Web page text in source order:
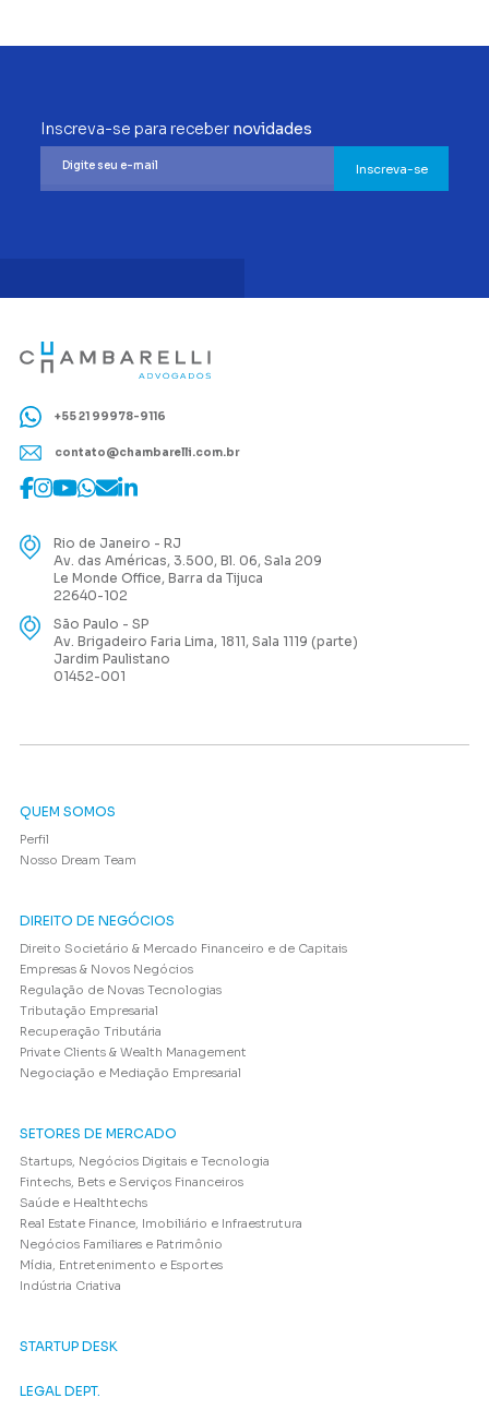
Inscreva-se para receber novidades
Inscreva-se
+55 21 99978-9116
contato@chambarelli.com.br
Rio de Janeiro - RJ
Av. das Américas, 3.500, Bl. 06, Sala 209
Le Monde Office, Barra da Tijuca
22640-102
São Paulo - SP
Av. Brigadeiro Faria Lima, 1811, Sala 1119 (parte)
Jardim Paulistano
01452-001
QUEM SOMOS
Perfil
Nosso Dream Team
DIREITO DE NEGÓCIOS
Direito Societário & Mercado Financeiro e de Capitais
Empresas & Novos Negócios
Regulação de Novas Tecnologias
Tributação Empresarial
Recuperação Tributária
Private Clients & Wealth Management
Negociação e Mediação Empresarial
SETORES DE MERCADO
Startups, Negócios Digitais e Tecnologia
Fintechs, Bets e Serviços Financeiros
Saúde e Healthtechs
Real Estate Finance, Imobiliário e Infraestrutura
Negócios Familiares e Patrimônio
Mídia, Entretenimento e Esportes
Indústria Criativa
STARTUP DESK
LEGAL DEPT.